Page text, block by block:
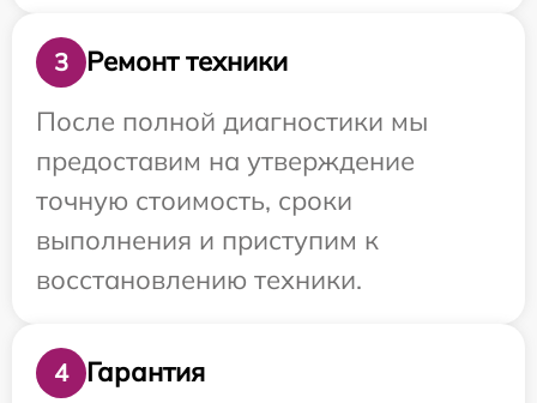
3
Ремонт техники
После полной диагностики мы
предоставим на утверждение
точную стоимость, сроки
выполнения и приступим к
восстановлению техники.
4
Гарантия